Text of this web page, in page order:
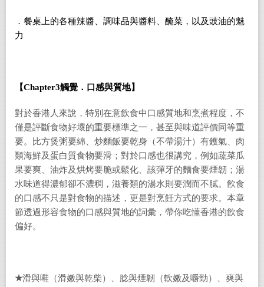
．餐桌上的各種辣醬、調味品與醬料、醃菜，以及豉油的魅
力
【Chapter3觸覺．口感與質地】
對於香港人來說，特別在意飲食中口感質地和烹煮程度，不
僅是評斷食物好壞的重要標準之一，甚至與味道評價同等重
要。比方煲粥要綿、炒麵飯要乾身（不帶湯汁）有鑊氣、肉
類海鮮及蛋白質食物要滑；對於口感也很講究，例如蔬菜瓜
果要爽、油炸及烘烤要脆或鬆化、該彈牙的麵食要煙韌；湯
水味道得濃郁卻不濃稠，滋養類的湯水則要潤而不膩。飮食
的口感不只是對食物的描述，更是對烹飪方式的要求。本章
節透過形容食物的口感與質地的詞彙，帶你吃懂香港的飮食
偏好。
★滑與嚡（滑嫩與乾柴）、腍與煙韌（軟嫩及嚼勁）、爽與